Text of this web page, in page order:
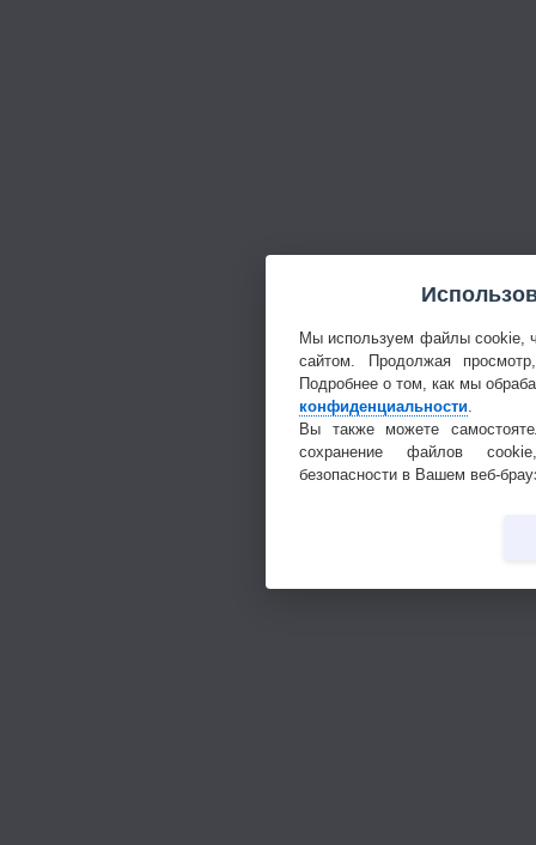
Мы используем файлы cookie,
сайтом. Продолжая
Подробнее о том, как мы
конфиденциальности
Вы также можете
сохранение файлов
безопасности в Вашем веб-